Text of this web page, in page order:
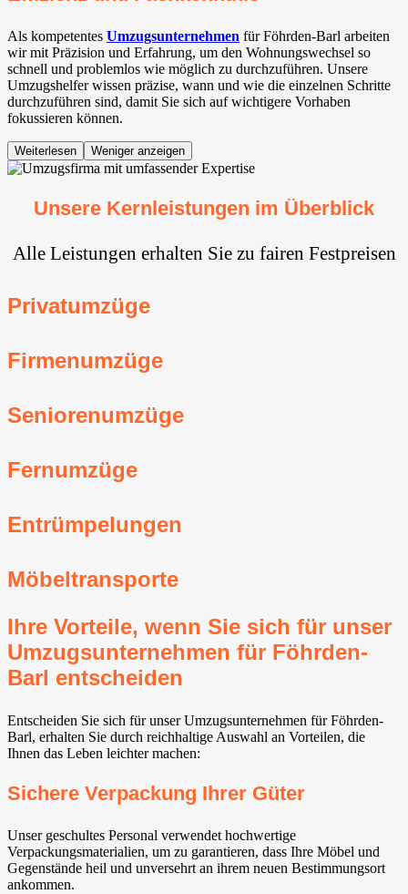
Als kompetentes Umzugsunternehmen für Föhrden-Barl arbeiten
wir mit Präzision und Erfahrung, um den Wohnungswechsel so
schnell und problemlos wie möglich zu durchzuführen. Unsere
Umzugshelfer wissen präzise, wann und wie die einzelnen Schritte
durchzuführen sind, damit Sie sich auf wichtigere Vorhaben
fokussieren können.
Weiterlesen Weniger anzeigen
Unsere Kernleistungen im Überblick
Alle Leistungen erhalten Sie zu fairen Festpreisen
Privatumzüge
Firmenumzüge
Seniorenumzüge
Fernumzüge
Entrümpelungen
Möbeltransporte
Ihre Vorteile, wenn Sie sich für unser
Umzugsunternehmen für Föhrden-
Barl entscheiden
Entscheiden Sie sich für unser Umzugsunternehmen für Föhrden-
Barl, erhalten Sie durch reichhaltige Auswahl an Vorteilen, die
Ihnen das Leben leichter machen:
Sichere Verpackung Ihrer Güter
Unser geschultes Personal verwendet hochwertige
Verpackungsmaterialien, um zu garantieren, dass Ihre Möbel und
Gegenstände heil und unversehrt an ihrem neuen Bestimmungsort
ankommen.